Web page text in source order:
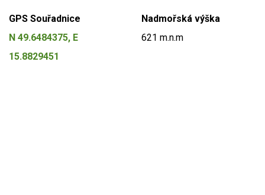
GPS Souřadnice
N 49.6484375, E
15.8829451
Nadmořská výška
621 m.n.m